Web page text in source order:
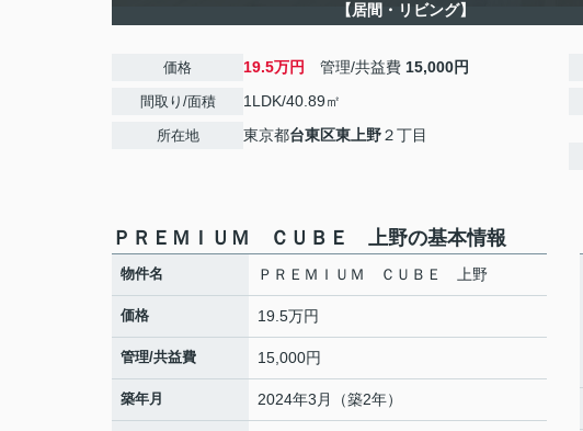
【居間・リビング】
価格 19.5万円 管理/共益費 15,000円
間取り/面積 1LDK/40.89㎡
所在地 東京都台東区東上野２丁目
ＰＲＥＭＩＵＭ ＣＵＢＥ 上野の基本情報
物件名 ＰＲＥＭＩＵＭ ＣＵＢＥ 上野
価格 19.5万円
管理/共益費 15,000円
築年月 2024年3月（築2年）